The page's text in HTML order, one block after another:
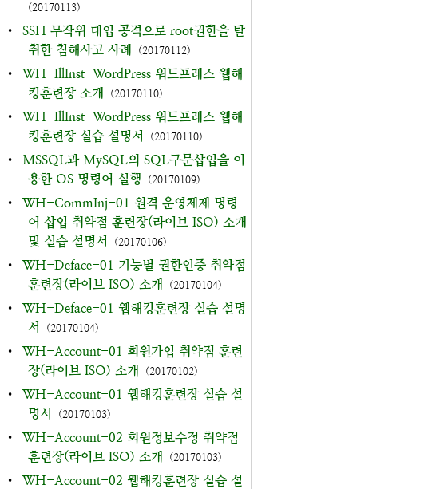
(20170113)
•
SSH 무작위 대입 공격으로 root권한을 탈
취한 침해사고 사례
(20170112)
•
WH-IllInst-WordPress 워드프레스 웹해
킹훈련장 소개
(20170110)
•
WH-IllInst-WordPress 워드프레스 웹해
킹훈련장 실습 설명서
(20170110)
•
MSSQL과 MySQL의 SQL구문삽입을 이
용한 OS 명령어 실행
(20170109)
•
WH-CommInj-01 원격 운영체제 명령
어 삽입 취약점 훈련장(라이브 ISO) 소개
및 실습 설명서
(20170106)
•
WH-Deface-01 기능별 권한인증 취약점
훈련장(라이브 ISO) 소개
(20170104)
•
WH-Deface-01 웹해킹훈련장 실습 설명
서
(20170104)
•
WH-Account-01 회원가입 취약점 훈련
장(라이브 ISO) 소개
(20170102)
•
WH-Account-01 웹해킹훈련장 실습 설
명서
(20170103)
•
WH-Account-02 회원정보수정 취약점
훈련장(라이브 ISO) 소개
(20170103)
•
WH-Account-02 웹해킹훈련장 실습 설